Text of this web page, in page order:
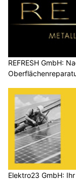
REFRESH GmbH:
Elektro23 GmbH: